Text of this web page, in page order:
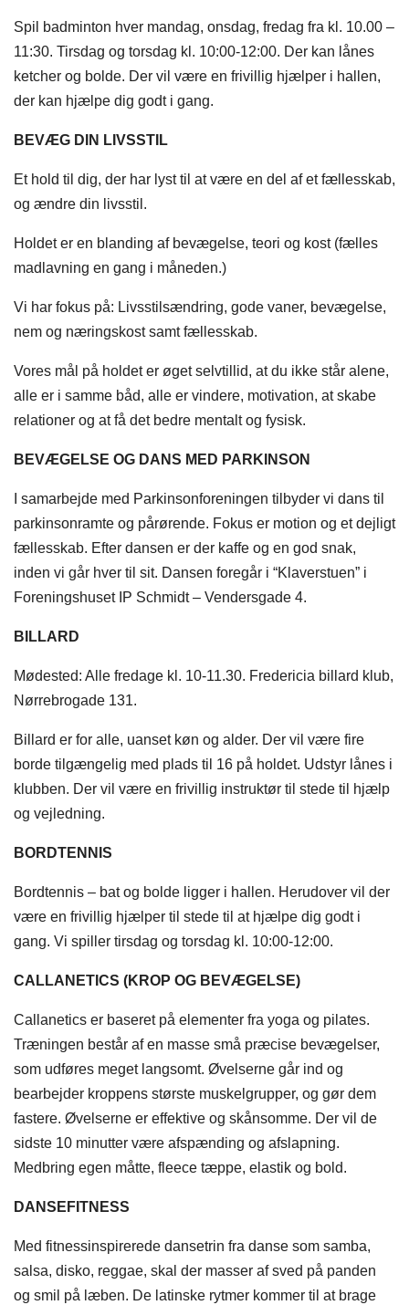
Spil badminton hver mandag, onsdag, fredag fra kl. 10.00 –
11:30. Tirsdag og torsdag kl. 10:00-12:00. Der kan lånes
ketcher og bolde. Der vil være en frivillig hjælper i hallen,
der kan hjælpe dig godt i gang.
BEVÆG DIN LIVSSTIL
Et hold til dig, der har lyst til at være en del af et fællesskab,
og ændre din livsstil.
Holdet er en blanding af bevægelse, teori og kost (fælles
madlavning en gang i måneden.)
Vi har fokus på: Livsstilsændring, gode vaner, bevægelse,
nem og næringskost samt fællesskab.
Vores mål på holdet er øget selvtillid, at du ikke står alene,
alle er i samme båd, alle er vindere, motivation, at skabe
relationer og at få det bedre mentalt og fysisk.
BEVÆGELSE OG DANS MED PARKINSON
I samarbejde med Parkinsonforeningen tilbyder vi dans til
parkinsonramte og pårørende. Fokus er motion og et dejligt
fællesskab. Efter dansen er der kaffe og en god snak,
inden vi går hver til sit. Dansen foregår i “Klaverstuen” i
Foreningshuset IP Schmidt​ – Vendersgade 4.
BILLARD
Mødested: Alle fredage kl. 10-11.30. Fredericia billard klub,
Nørrebrogade 131.
Billard er for alle, uanset køn og alder. Der vil være fire
borde tilgængelig med plads til 16 på holdet. Udstyr lånes i
klubben. Der vil være en frivillig instruktør til stede til hjælp
og vejledning.
BORDTENNIS
Bordtennis – bat og bolde ligger i hallen. Herudover vil der
være en frivillig hjælper til stede til at hjælpe dig godt i
gang. Vi spiller tirsdag og torsdag kl. 10:00-12:00.
CALLANETICS (KROP OG BEVÆGELSE)
Callanetics er baseret på elementer fra yoga og pilates.
Træningen består af en masse små præcise bevægelser,
som udføres meget langsomt. Øvelserne går ind og
bearbejder kroppens største muskelgrupper, og gør dem
fastere. Øvelserne er effektive og skånsomme. Der vil de
sidste 10 minutter være afspænding og afslapning.
Medbring egen måtte, fleece tæppe, elastik og bold.
DANSEFITNESS
Med fitnessinspirerede dansetrin fra danse som samba,
salsa, disko, reggae, skal der masser af sved på panden
og smil på læben. De latinske rytmer kommer til at brage